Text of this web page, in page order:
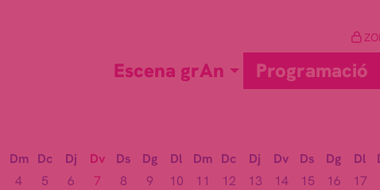
Escena grAn Programació
Dm
4
Dc
5
Dj
6
Dv
7
Ds
8
Dg
9
Dl
10
Dm
11
Dc
12
Dj
13
Dv
14
Ds
15
Dg
16
Dl
17